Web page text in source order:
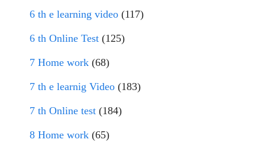
6 th e learning video (117)
6 th Online Test (125)
7 Home work (68)
7 th e learnig Video (183)
7 th Online test (184)
8 Home work (65)